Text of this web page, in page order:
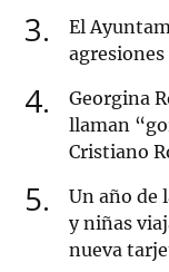
3
El
4
Georgina
llaman
Cristiano
5
Un año de
y niñas
nueva